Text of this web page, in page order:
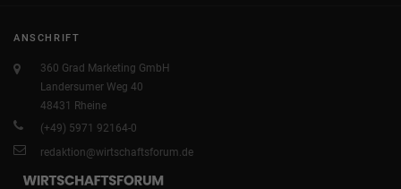
ANSCHRIFT
360 Grad Marketing GmbH
Landersumer Weg 40
48431 Rheine
(+49) 5971 92164-0
redaktion@wirtschaftsforum.de